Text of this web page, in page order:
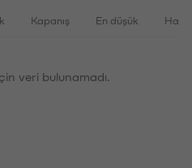
Kapanış En düşük
veri bulunamadı.